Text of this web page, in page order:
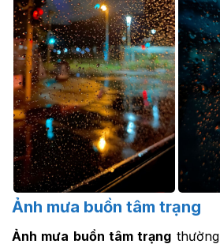
Ảnh mưa buồn tâm trạng
Ảnh mưa buồn tâm trạng thường